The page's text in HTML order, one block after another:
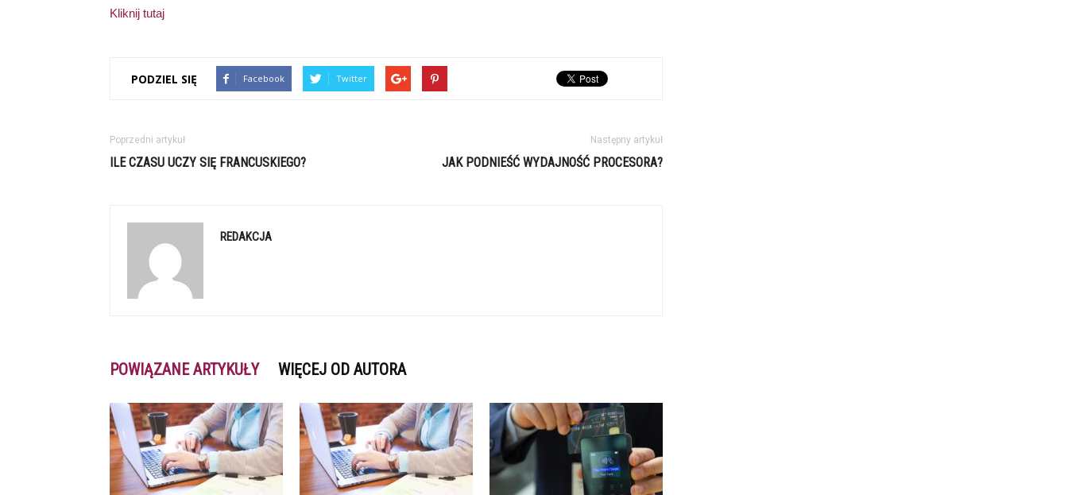
Kliknij tutaj
PODZIEL SIĘ Facebook Twitter
Poprzedni artykuł
ILE CZASU UCZY SIĘ FRANCUSKIEGO?
Następny artykuł
JAK PODNIEŚĆ WYDAJNOŚĆ PROCESORA?
REDAKCJA
POWIĄZANE ARTYKUŁY WIĘCEJ OD AUTORA